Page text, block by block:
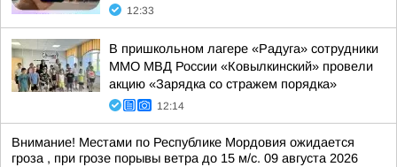
12:33
В пришкольном лагере «Радуга» сотрудники
ММО МВД России «Ковылкинский» провели
акцию «Зарядка со стражем порядка»
12:14
Внимание! Местами по Республике Мордовия ожидается
гроза , при грозе порывы ветра до 15 м/с. 09 августа 2026